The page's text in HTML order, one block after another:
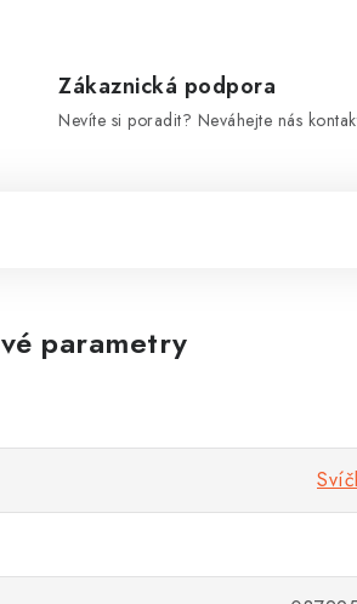
Zákaznická podpora
Nevíte si poradit? Neváhejte nás
parametry